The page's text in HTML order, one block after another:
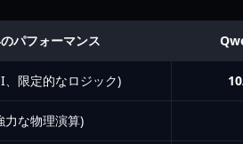
パフォーマンス
限定的なロジック)
力な物理演算)